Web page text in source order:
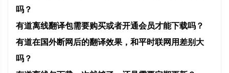
吗？
有道离线翻译包需要购买或者开通会员才能下载吗？
有道在国外断网后的翻译效果，和平时联网用差别大
吗？